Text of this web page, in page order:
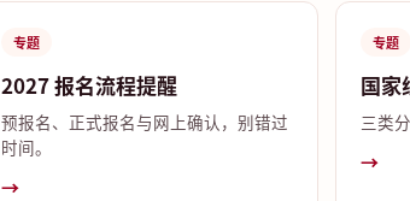
专题
2027 报名流程提醒
预报名、正式报名与网上确认，别错过
时间。
→
专题
国家
三类
→